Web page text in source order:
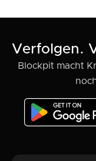
Verfolgen.
Blockpit macht